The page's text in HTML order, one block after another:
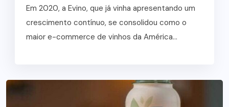
Em 2020, a Evino, que já vinha apresentando um
crescimento contínuo, se consolidou como o
maior e-commerce de vinhos da América...